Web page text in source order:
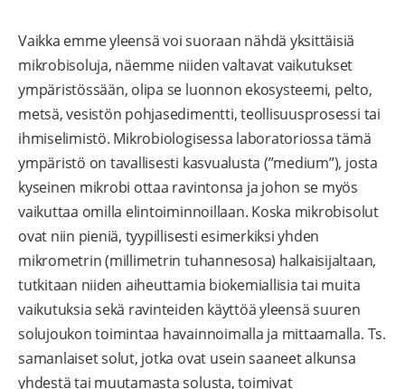
Vaikka emme yleensä voi suoraan nähdä yksittäisiä
mikrobisoluja, näemme niiden valtavat vaikutukset
ympäristössään, olipa se luonnon ekosysteemi, pelto,
metsä, vesistön pohjasedimentti, teollisuusprosessi tai
ihmiselimistö. Mikrobiologisessa laboratoriossa tämä
ympäristö on tavallisesti kasvualusta (”medium”), josta
kyseinen mikrobi ottaa ravintonsa ja johon se myös
vaikuttaa omilla elintoiminnoillaan. Koska mikrobisolut
ovat niin pieniä, tyypillisesti esimerkiksi yhden
mikrometrin (millimetrin tuhannesosa) halkaisijaltaan,
tutkitaan niiden aiheuttamia biokemiallisia tai muita
vaikutuksia sekä ravinteiden käyttöä yleensä suuren
solujoukon toimintaa havainnoimalla ja mittaamalla. Ts.
samanlaiset solut, jotka ovat usein saaneet alkunsa
yhdestä tai muutamasta solusta, toimivat